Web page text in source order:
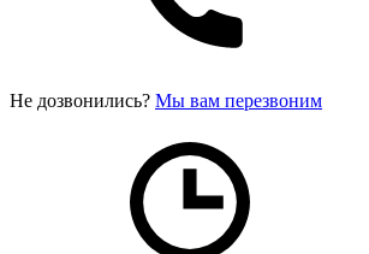
Не дозвонились? Мы вам перезвоним